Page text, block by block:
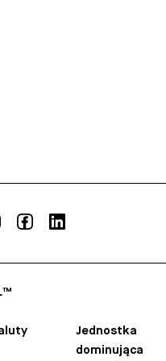
Jednostka
dominująca